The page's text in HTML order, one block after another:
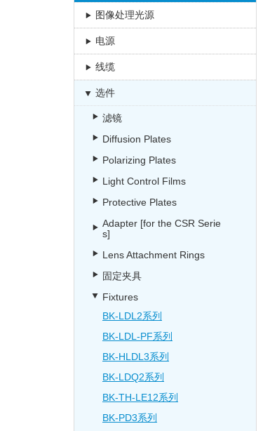
图像处理光源
电源
线缆
选件
滤镜
Diffusion Plates
Polarizing Plates
Light Control Films
Protective Plates
Adapter [for the CSR Serie
s]
Lens Attachment Rings
固定夹具
Fixtures
BK-LDL2系列
BK-LDL-PF系列
BK-HLDL3系列
BK-LDQ2系列
BK-TH-LE12系列
BK-PD3系列